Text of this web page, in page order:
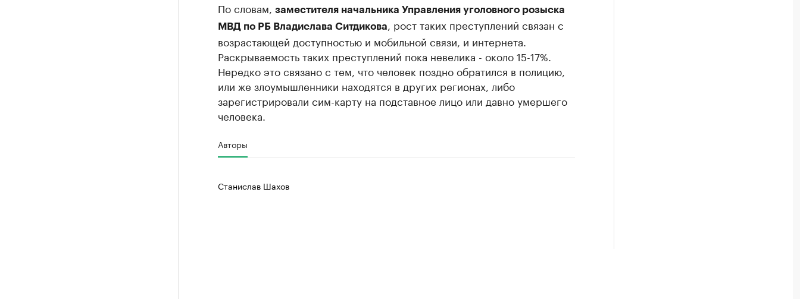
По словам,
заместителя начальника Управления уголовного розыска
МВД по РБ Владислава Ситдикова
, рост таких преступлений связан с
возрастающей доступностью и мобильной связи, и интернета.
Раскрываемость таких преступлений пока невелика - около 15-17%.
Нередко это связано с тем, что человек поздно обратился в полицию,
или же злоумышленники находятся в других регионах, либо
зарегистрировали сим-карту на подставное лицо или давно умершего
человека.
Авторы
Станислав Шахов